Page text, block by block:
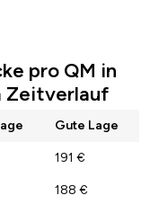
pro QM in
Zeitverlauf
Gute Lage
191 €
188 €